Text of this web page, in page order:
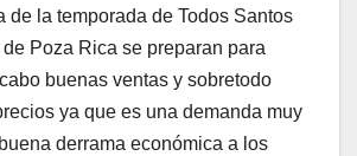
de la temporada de Todos Santos
Poza Rica se preparan para
buenas ventas y sobretodo
ya que es una demanda muy
derrama económica a los